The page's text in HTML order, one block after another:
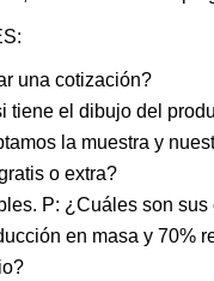
una cotización?
tiene el dibujo del
la muestra y
o extra?
P: ¿Cuáles son
en masa y 70%